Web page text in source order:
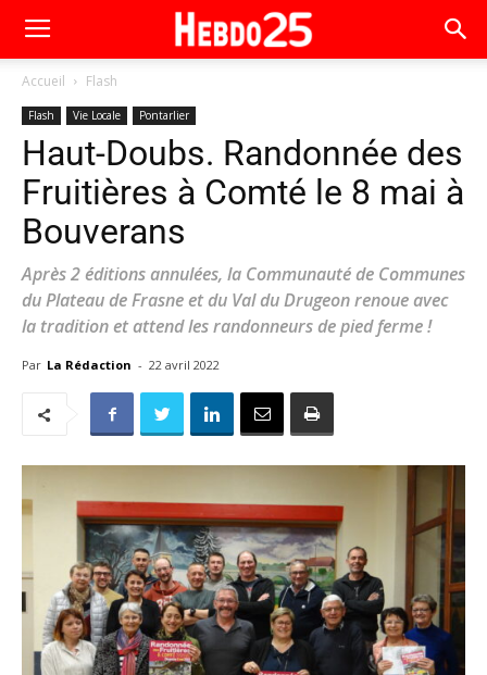
Accueil Flash
Flash Vie Locale Pontarlier
Haut-Doubs. Randonnée des
Fruitières à Comté le 8 mai à
Bouverans
Après 2 éditions annulées, la Communauté de Communes
du Plateau de Frasne et du Val du Drugeon renoue avec
la tradition et attend les randonneurs de pied ferme !
Par La Rédaction - 22 avril 2022